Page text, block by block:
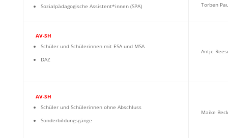
Sozialpädagogische Assistent*innen (SPA)
Torben
AV-SH
Schüler und Schülerinnen mit ESA und MSA
DAZ
Antje
AV-SH
Schüler und Schülerinnen ohne Abschluss
Sonderbildungsgänge
Maike